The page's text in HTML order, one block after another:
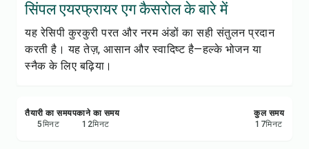
सेव करें
सिंपल एयरफ्रायर एग कैसरोल के बारे में
यह रेसिपी कुरकुरी परत और नरम अंडों का सही संतुलन प्रदान
करती है। यह तेज़, आसान और स्वादिष्ट है—हल्के भोजन या
स्नैक के लिए बढ़िया।
तैयारी का समय
5मिनट
पकाने का समय
12मिनट
कुल समय
17मिनट